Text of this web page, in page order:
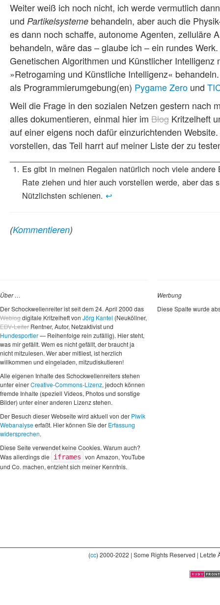
Weiter weiß ich noch nicht, ich werde vermutlich
und Partikelsysteme behandeln, aber auch die
es dann noch schaffe, autonome Agenten, zelluläre
behandeln, wäre das – glaube ich – ein rundes
Genetischen Algorithmen und Künstlicher
»Retrogaming und Künstliche Intelligenz«
als Programmierumgebung(en) Pygame Zero und
Weil die Frage in den sozialen Netzen gestern nach
alles dokumentieren, einmal hier im Blog Kritzelheft
auf einer eigens noch dafür einzurichtenden
vorstellen, das Teil harrt auf meiner Liste der zu
Es gibt in meinen Regalen natürlich noch viele
Rate ziehen und hier auch vorstellen werde, aber
Nützlichsten schienen. ↩
(Kommentieren)
Über …
Der Schockwellenreiter ist seit dem 24. April 2000 das
Weblogdigitale Kritzelheft von Jörg Kantel (Neuköllner,
EDV-Leiter Rentner, Autor, Netzaktivist und
Hundesportler— Reihenfolge rein zufällig). Hier steht,
was mir gefällt. Wem es nicht gefällt, der braucht ja
nicht mitzulesen. Wer aber mitliest, ist herzlich
willkommen und eingeladen, mitzudiskutieren!
Alle eigenen Inhalte des Schockwellenreiters stehen
unter einerCreative-Commons-Lizenz, jedoch können
fremde Inhalte (speziell Videos, Photos und sonstige
Bilder) unter einer anderen Lizenz stehen.
Der Besuch dieser Webseite wird aktuell von der Piwik
Webanalyseerfaßt. Hier können Sie der Erfassung
widersprechen.
Diese Seite verwendet keine Cookies. Warum auch?
Was allerdings die
iframes von Amazon, YouTube
und Co. machen, entzieht sich meiner Kenntnis.
Werbung
Diese Spalte wurde
(cc) 2000-2022 | Some Rights Reserved |